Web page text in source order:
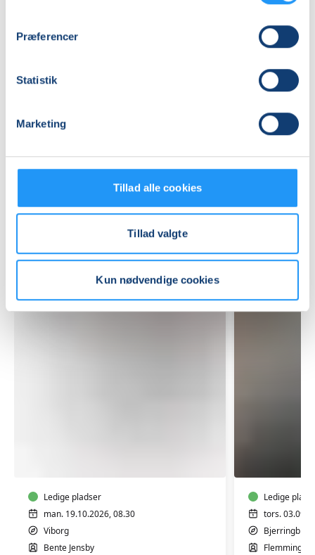
Præferencer
Statistik
Marketing
Tillad alle cookies
Tillad valgte
Kun nødvendige cookies
Se på kort
Relaterede hold
Bærbar
PC
-
Trin
Ledige pladser
man. 19.10.2026, 08.30
Viborg
Bente Jensby
Ledige
tors.
Bjerringbro
Flemming